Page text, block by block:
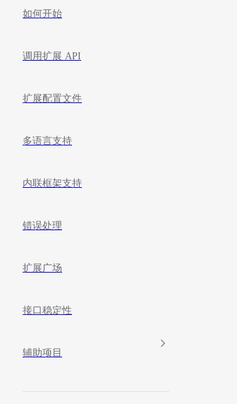
如何开始
调用扩展 API
扩展配置文件
多语言支持
内联框架支持
错误处理
扩展广场
接口稳定性
辅助项目